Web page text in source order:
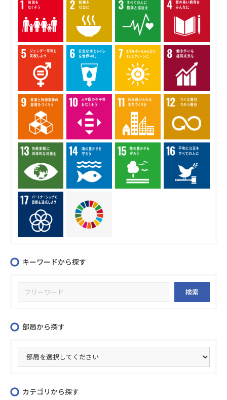
キーワードから探す
部局から探す
カテゴリから探す